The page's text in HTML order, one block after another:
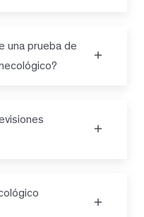
una prueba de